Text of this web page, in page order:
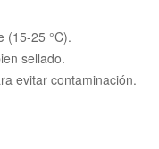
(15-25 °C).
sellado.
evitar contaminación.